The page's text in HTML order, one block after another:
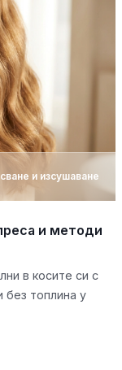
и изсушаване
и методи
в косите си с
топлина у